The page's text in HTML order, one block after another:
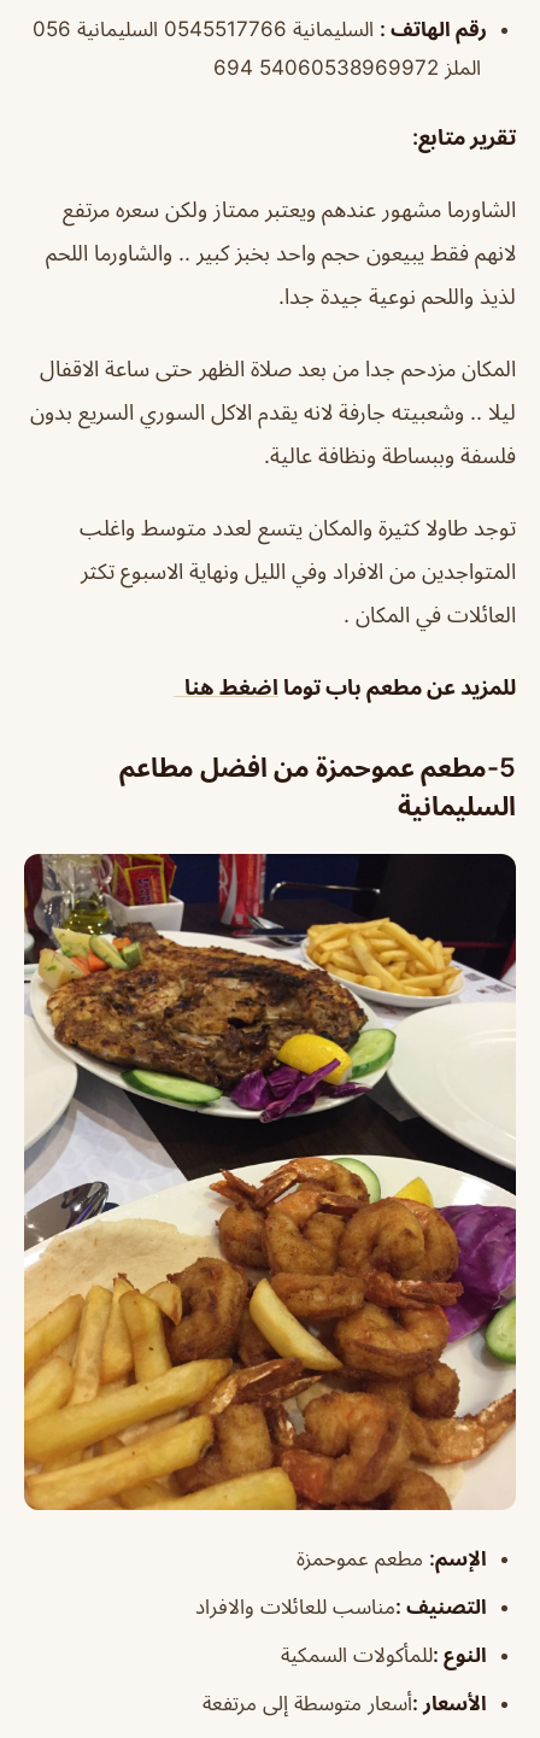
رقم الهاتف :
السليمانية 0545517766 السليمانية ‏‪056
694 5406‏ الملز 0538969972
تقرير متابع:
الشاورما مشهور عندهم ويعتبر ممتاز ولكن سعره مرتفع
لانهم فقط يبيعون حجم واحد بخبز كبير .. والشاورما اللحم
لذيذ واللحم نوعية جيدة جدا.
المكان مزدحم جدا من بعد صلاة الظهر حتى ساعة الاقفال
ليلا .. وشعبيته جارفة لانه يقدم الاكل السوري السريع بدون
فلسفة وببساطة ونظافة عالية.
توجد طاولا كثيرة والمكان يتسع لعدد متوسط واغلب
المتواجدين من الافراد وفي الليل ونهاية الاسبوع تكثر
العائلات في المكان .
للمزيد عنمطعم باب توما اضغط هنا
5-مطعم عموحمزة من افضل مطاعم
السليمانية
الإسم: مطعم عموحمزة
التصنيف :مناسب للعائلات والافراد
النوع :للمأكولات السمكية
الأسعار :أسعار متوسطة إلى مرتفعة